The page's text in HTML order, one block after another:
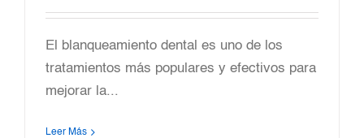
El blanqueamiento dental es uno de los
tratamientos más populares y efectivos para
mejorar la...
Leer Más